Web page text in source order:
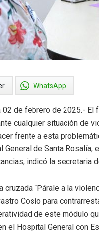
WhatsApp
02 de febrero de 2025.-
cualquier situación de
frente a esta
General de Santa
indicó la secretaria
cruzada “Párale a la
Cosío para
de este módulo
el Hospital General con